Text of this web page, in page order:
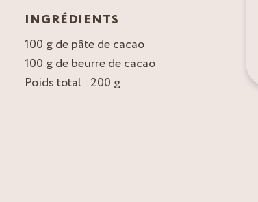
INGRÉDIENTS
100 g de pâte de cacao
100 g de beurre de cacao
Poids total : 200 g